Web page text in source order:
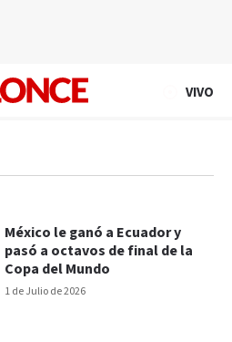
VIVO
1 de Julio de 2026
México le ganó a Ecuador y
pasó a octavos de final de la
Copa del Mundo